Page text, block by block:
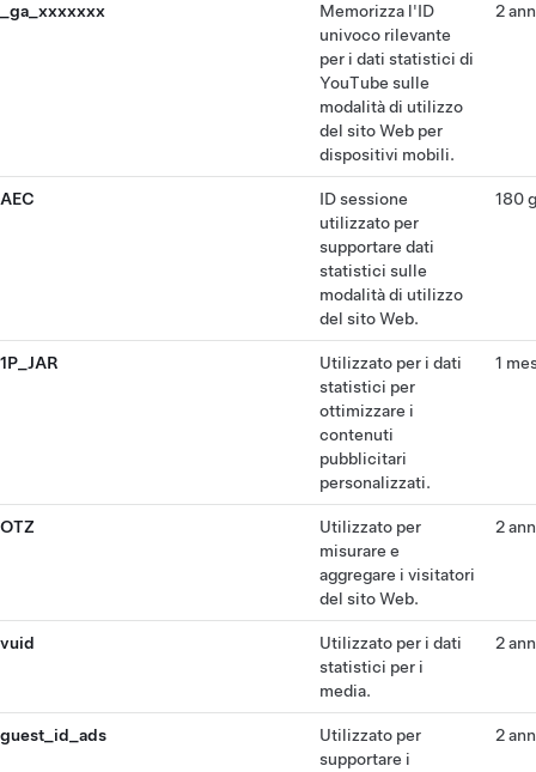
_ga_xxxxxxx
Memorizza l'ID
univoco rilevante
per i dati statistici di
YouTube sulle
modalità di utilizzo
del sito Web per
dispositivi mobili.
2
AEC
ID sessione
utilizzato per
supportare dati
statistici sulle
modalità di utilizzo
del sito Web.
180
1P_JAR
Utilizzato per i dati
statistici per
ottimizzare i
contenuti
pubblicitari
personalizzati.
1
OTZ
Utilizzato per
misurare e
aggregare i visitatori
del sito Web.
2
vuid
Utilizzato per i dati
statistici per i
media.
2
guest_id_ads
Utilizzato per
supportare i
2